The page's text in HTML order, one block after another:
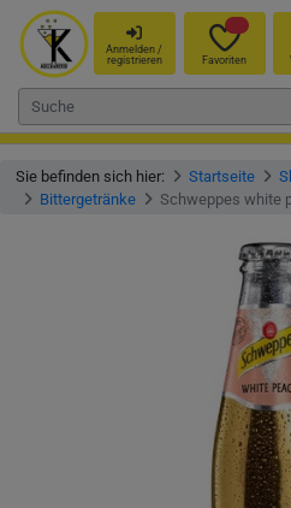
Anmelden /
registrieren
Favoriten
Sie befinden sich hier: Startseite
Bittergetränke
Schweppes white